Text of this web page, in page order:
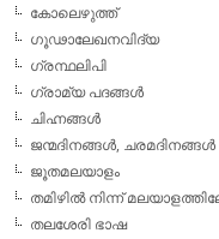
കോലെഴുത്ത്
ഗൂഢാലേഖനവിദ്യ
ഗ്രന്ഥലിപി
ഗ്രാമ്യ പദങ്ങള്‍
ചിഹ്നങ്ങള്‍
ജന്മദിനങ്ങള്‍, ചരമദിനങ്ങള്‍
ജൂതമലയാളം
തമിഴില്‍ നിന്ന്
തലശേരി ഭാഷ